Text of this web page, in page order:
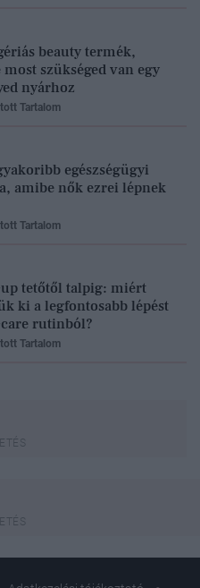
beauty termék,
szükséged van egy
nyárhoz
Tartalom
egészségügyi
amibe nők ezrei lépnek
Tartalom
tetőtől talpig: miért
ki a legfontosabb lépést
rutinból?
Tartalom